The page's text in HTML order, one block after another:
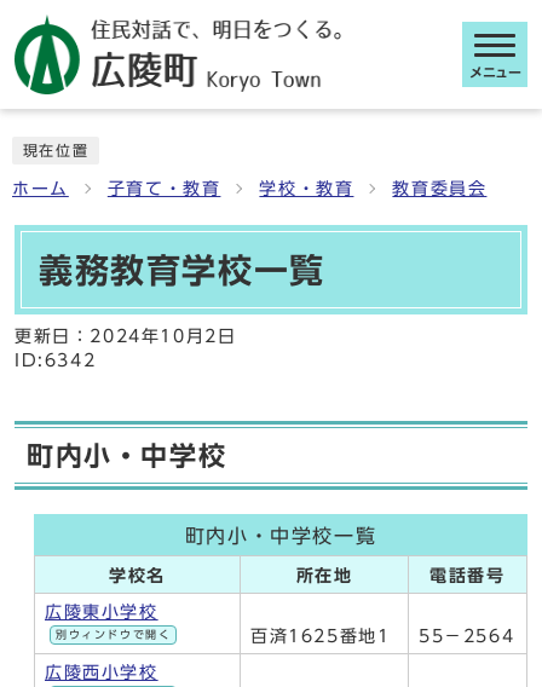
メニュー
現在位置
ホーム 子育て・教育 学校・教育 教育委員会
義務教育学校一覧
更新日： 2024年10月2日
ID:6342
町内小・中学校
町内小・中学校一覧
学校名 所在地 電話番号
広陵東小学校
別ウィンドウで開く 百済1625番地1 55－2564
広陵西小学校